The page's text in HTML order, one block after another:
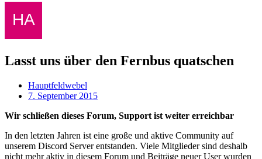
Lasst uns über den Fernbus quatschen
Hauptfeldwebel
7. September 2015
Wir schließen dieses Forum, Support ist weiter erreichbar
In den letzten Jahren ist eine große und aktive Community auf
unserem Discord Server entstanden. Viele Mitglieder sind deshalb
nicht mehr aktiv in diesem Forum und Beiträge neuer User wurden